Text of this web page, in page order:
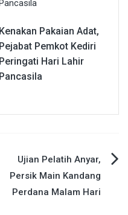
Kenakan Pakaian Adat,
Pejabat Pemkot Kediri
Peringati Hari Lahir
Pancasila
Ujian Pelatih Anyar,
Persik Main Kandang
Perdana Malam Hari